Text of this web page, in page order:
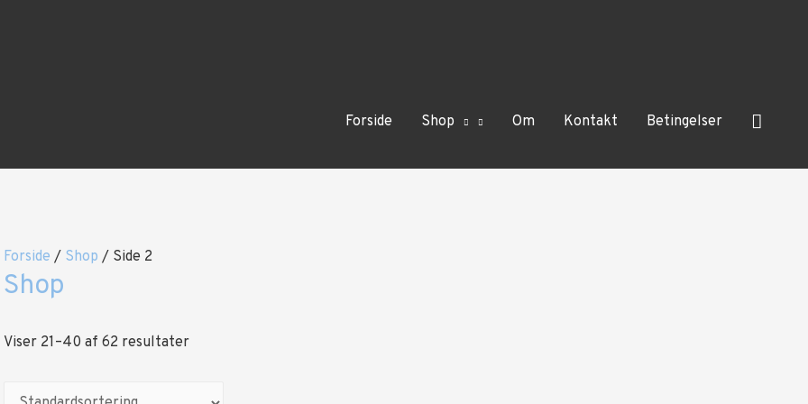
Forside Shop Om Kontakt Betingelser Søg
Forside / Shop / Side 2
Shop
Viser 21–40 af 62 resultater